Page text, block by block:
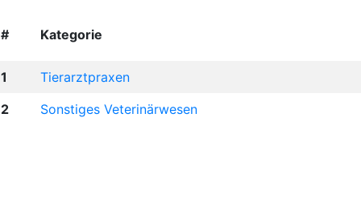
# Kategorie
1
Tierarztpraxen
2
Sonstiges Veterinärwesen